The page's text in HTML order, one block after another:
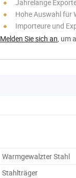
Jahrelange
Hohe Auswahl für
Importeure und
Melden Sie sich an, um
Warmgewalzter Stahl
Stahlträger